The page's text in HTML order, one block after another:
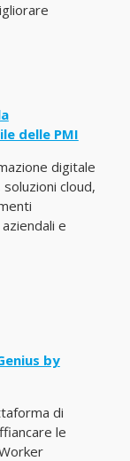
delle PMI
digitale
cloud,
e
by
di
le